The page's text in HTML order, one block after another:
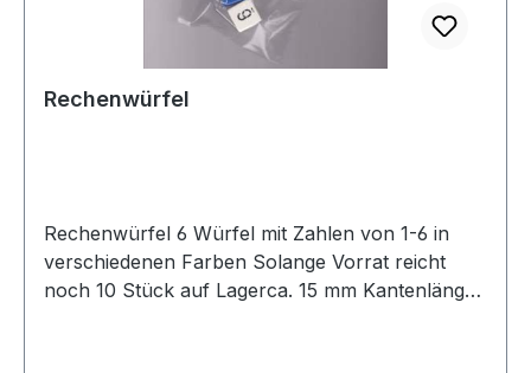
Rechenwürfel
Rechenwürfel 6 Würfel mit Zahlen von 1-6 in
verschiedenen Farben Solange Vorrat reicht
noch 10 Stück auf Lagerca. 15 mm Kantenlänge,